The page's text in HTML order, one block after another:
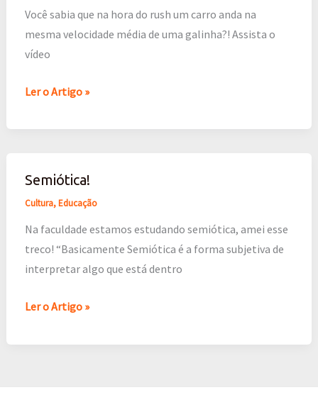
Você sabia que na hora do rush um carro anda na
mesma velocidade média de uma galinha?! Assista o
vídeo
–
Campanha
ecológica
SOS
Atlântica
Ler o Artigo »
Semiótica!
Cultura,Educação
Na faculdade estamos estudando semiótica, amei esse
treco! “Basicamente Semiótica é a forma subjetiva de
interpretar algo que está dentro
Semiótica!
Ler o Artigo »